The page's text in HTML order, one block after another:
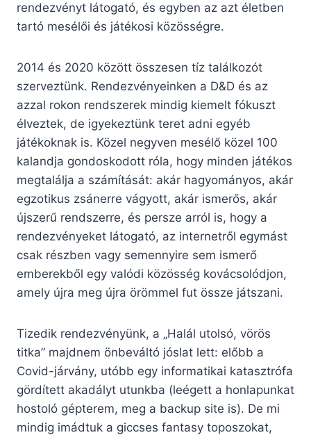
rendezvényt látogató, és egyben az azt életben
tartó mesélői és játékosi közösségre.
2014 és 2020 között összesen tíz találkozót
szerveztünk. Rendezvényeinken a D&D és az
azzal rokon rendszerek mindig kiemelt fókuszt
élveztek, de igyekeztünk teret adni egyéb
játékoknak is. Közel negyven mesélő közel 100
kalandja gondoskodott róla, hogy minden játékos
megtalálja a számítását: akár hagyományos, akár
egzotikus zsánerre vágyott, akár ismerős, akár
újszerű rendszerre, és persze arról is, hogy a
rendezvényeket látogató, az internetről egymást
csak részben vagy semennyire sem ismerő
emberekből egy valódi közösség kovácsolódjon,
amely újra meg újra örömmel fut össze játszani.
Tizedik rendezvényünk, a „Halál utolsó, vörös
titka” majdnem önbeváltó jóslat lett: előbb a
Covid-járvány, utóbb egy informatikai katasztrófa
gördített akadályt utunkba (leégett a honlapunkat
hostoló gépterem, meg a backup site is). De mi
mindig imádtuk a giccses fantasy toposzokat,